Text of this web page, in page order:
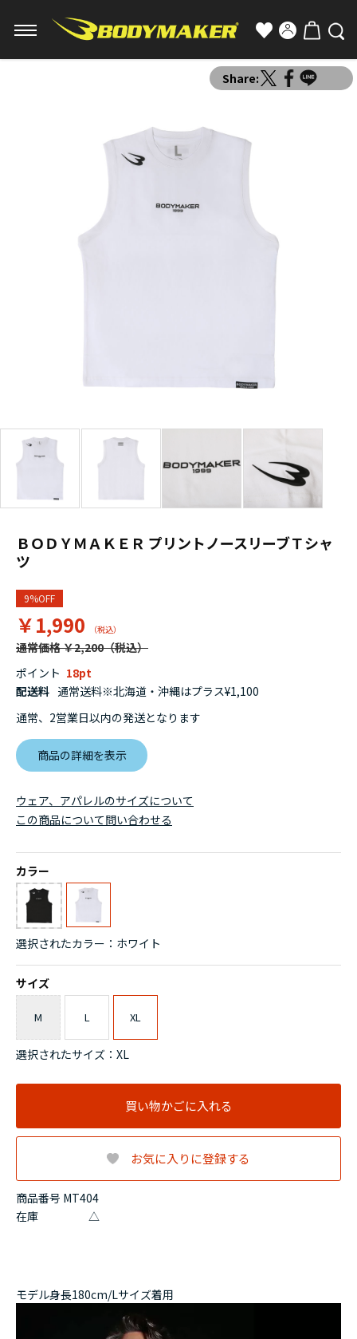
Share:
ＢＯＤＹＭＡＫＥＲ プリントノースリーブＴシャ
ツ
9%OFF
￥1,990
通常価格 ￥2,200
商品番号 MT404
ポイント 18
在庫 △
配送料 通常送料※北海道・沖縄はプラス¥1,100
通常、2営業日以内の発送となります
商品の詳細を表示
ウェア、アパレルのサイズについて
カラー
選択されたカラー：ホワイト
サイズ
M L XL
選択されたサイズ：XL
買い物かごに入れる
お気に入りに登録する
この商品について問い合わせる
モデル身長180cm/Lサイズ着用